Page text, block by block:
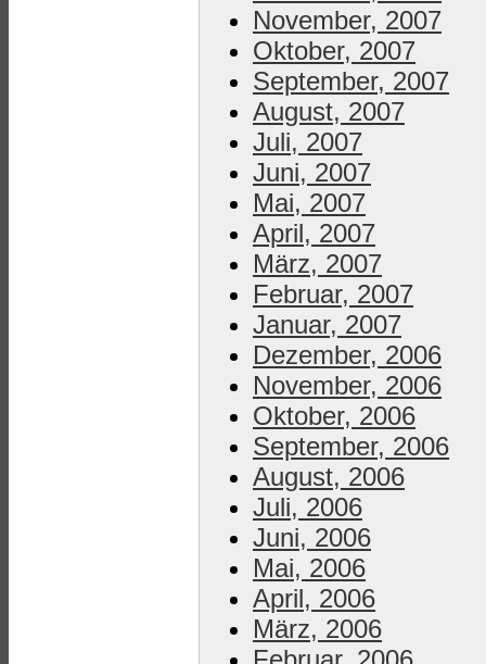
November, 2007
Oktober, 2007
September, 2007
August, 2007
Juli, 2007
Juni, 2007
Mai, 2007
April, 2007
März, 2007
Februar, 2007
Januar, 2007
Dezember, 2006
November, 2006
Oktober, 2006
September, 2006
August, 2006
Juli, 2006
Juni, 2006
Mai, 2006
April, 2006
März, 2006